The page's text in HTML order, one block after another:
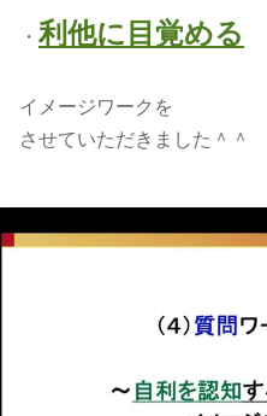
・利他に目覚める
イメージワークを
させていただきました＾＾